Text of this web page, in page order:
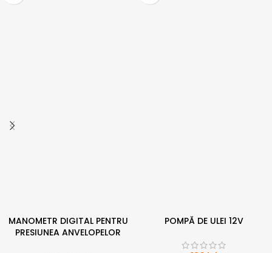
MANOMETR DIGITAL PENTRU
PRESIUNEA ANVELOPELOR
POMPĂ DE ULEI 12V